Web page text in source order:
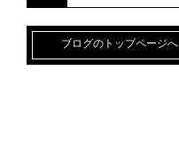
ブログのトップページへ